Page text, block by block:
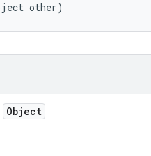
other)
Object